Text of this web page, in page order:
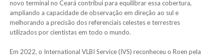
novo terminal no Ceará contribui para equilibrar essa cobertura,
ampliando a capacidade de observação em direção ao sul e
melhorando a precisão dos referenciais celestes e terrestres
utilizados por cientistas em todo o mundo.
Em 2022, o International VLBI Service (IVS) reconheceu o Roen pela